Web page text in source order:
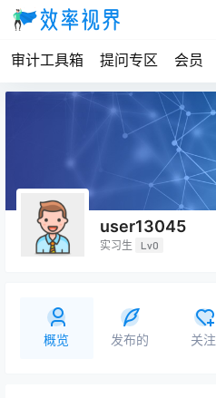
审计工具箱 提问专区 会员
user13045
实习生 Lv0
概览 发布的 关注